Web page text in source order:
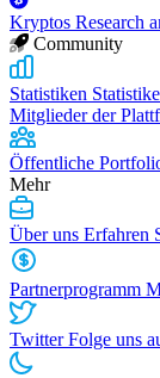
Kryptos Research
Community
Statistiken
Mitglieder der
Öffentliche
Mehr
Über uns Erfahren
Partnerprogramm
TwitterFolge uns